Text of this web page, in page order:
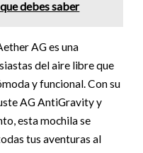
debes saber
AG es una
del aire libre que
y funcional. Con su
AG AntiGravity y
esta mochila se
tus aventuras al